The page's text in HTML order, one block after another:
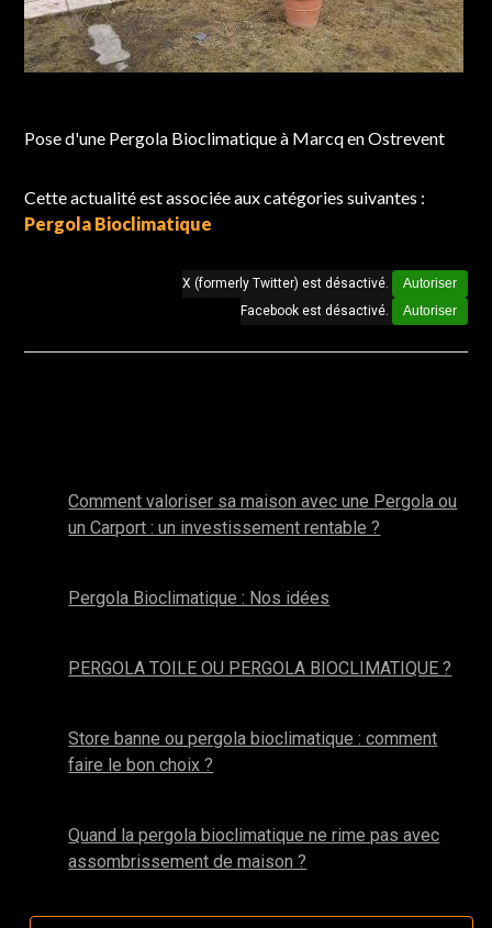
Pose d'une Pergola Bioclimatique à Marcq en Ostrevent
Cette actualité est associée aux catégories suivantes :
Pergola Bioclimatique
X (formerly Twitter) est désactivé.
Autoriser
Facebook est désactivé.
Autoriser
Comment valoriser sa maison avec une Pergola ou
un Carport : un investissement rentable ?
Pergola Bioclimatique : Nos idées
PERGOLA TOILE OU PERGOLA BIOCLIMATIQUE ?
Store banne ou pergola bioclimatique : comment
faire le bon choix ?
Quand la pergola bioclimatique ne rime pas avec
assombrissement de maison ?